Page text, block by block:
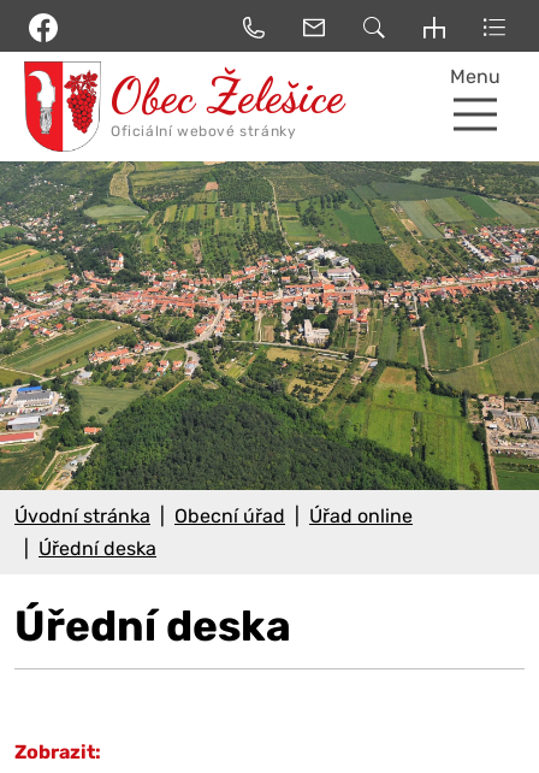
Menu
Úvodní stránka Obecní úřad
Úřad online
Úřední deska
Úřední deska
Zobrazit: